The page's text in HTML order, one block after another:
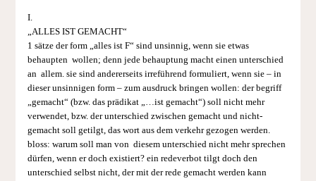
I.
„ALLES IST GEMACHT“
1 sätze der form „alles ist F“ sind unsinnig, wenn sie etwas
behaupten wollen; denn jede behauptung macht einen unterschied
an allem. sie sind andererseits irreführend formuliert, wenn sie – in
dieser unsinnigen form – zum ausdruck bringen wollen: der begriff
„gemacht“ (bzw. das prädikat „…ist gemacht“) soll nicht mehr
verwendet, bzw. der unterschied zwischen gemacht und nicht-
gemacht soll getilgt, das wort aus dem verkehr gezogen werden.
bloss: warum soll man von diesem unterschied nicht mehr sprechen
dürfen, wenn er doch existiert? ein redeverbot tilgt doch den
unterschied selbst nicht, der mit der rede gemacht werden kann